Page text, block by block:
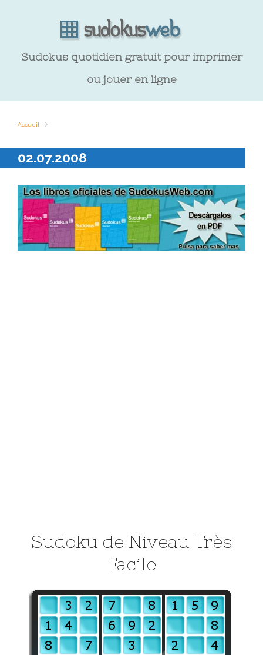
Sudokus quotidien gratuit pour imprimer
ou jouer en ligne
Accueil
02.07.2008
Sudoku de Niveau Très
Facile